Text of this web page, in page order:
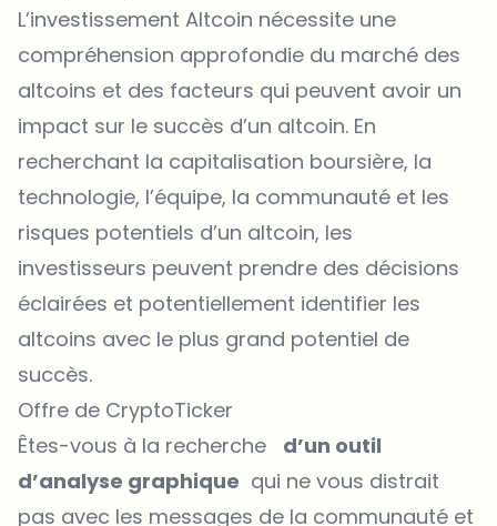
L’investissement Altcoin nécessite une
compréhension approfondie du marché des
altcoins et des facteurs qui peuvent avoir un
impact sur le succès d’un altcoin. En
recherchant la capitalisation boursière, la
technologie, l’équipe, la communauté et les
risques potentiels d’un altcoin, les
investisseurs peuvent prendre des décisions
éclairées et potentiellement identifier les
altcoins avec le plus grand potentiel de
succès.
Offre de CryptoTicker
Êtes-vous à la recherche d’un outil
d’analyse graphique qui ne vous distrait
pas avec les messages de la communauté et